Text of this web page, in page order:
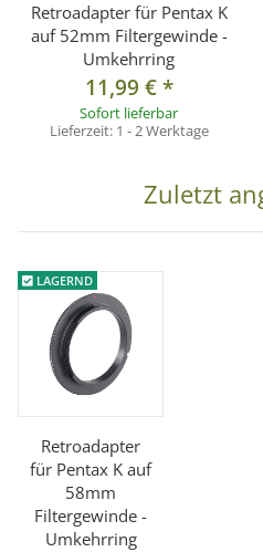
Retroadapter für Pentax K
auf 52mm Filtergewinde -
Umkehrring
11,99 €*
Sofort lieferbar
Lieferzeit: 1 - 2 Werktage
Zuletzt
LAGERND
Retroadapter
für Pentax K auf
58mm
Filtergewinde -
Umkehrring